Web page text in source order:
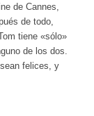
de Cannes,
de todo,
tiene «sólo»
de los dos.
felices, y